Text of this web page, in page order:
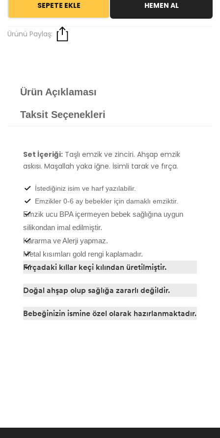
SEPETE EKLE HEMEN AL
Ürünü Paylaş:
Ürün Açıklaması
Taksit Seçenekleri
Set İçeriği: Taşlı emzik ve zinciri. Ahşap emzik
askısı. Maşallah yaka iğne. İsimli tarak ve fırça.
İstediğiniz isim ve harf yazılabilir.
Emzikler 0-6 ay bebekler için damaklı emziktir.
Emzik ucu BPA içermeyen bebek sağlığına uygun
silikondan imal edilmiştir.
Kararma ve Alerji yapmaz.
Metal kısımları gold rengi kaplamadır.
Fırçadaki kıllar keçi kılından üretilmiştir.
Doğal ahşap olup sağlığa zararlı değildir.
Bebeğinizin ismine özel olarak hazırlanmaktadır.